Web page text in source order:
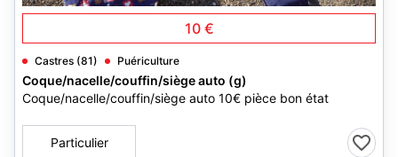
10 €
Castres (81) Puériculture
Coque/nacelle/couffin/siège auto (g)
Coque/nacelle/couffin/siège auto 10€ pièce bon état
Particulier